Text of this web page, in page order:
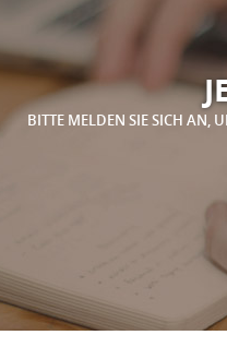
BITTE MELDEN SIE SICH AN,